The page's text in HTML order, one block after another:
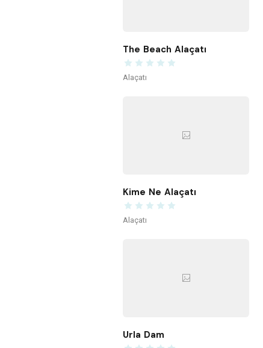
The Beach Alaçatı
Alaçatı
Kime Ne Alaçatı
Alaçatı
Urla Dam